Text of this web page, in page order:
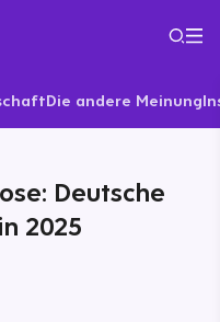
Die andere Meinung
Deutsche
2025